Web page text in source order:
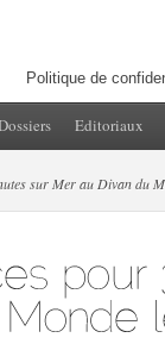
Politique de
Editoriaux
sur Mer au Divan du